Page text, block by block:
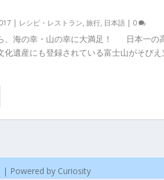
| レシピ・レストラン,旅行, 日本語 | 0
、海の幸・山の幸に大満足！ ​ 日本一の
化遺産にも登録されている富士山がそびえ
| Powered by Curiosity